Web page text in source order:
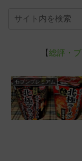
【総評・
セブンプレミアム